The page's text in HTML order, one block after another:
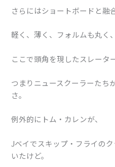
さらにはショートボードと融
軽く、薄く、フォルムも丸く
ここで頭角を現したスレータ
つまりニュースクーラーたち
さ。
例外的にトム・カレンが、
Jベイでスキップ・フライの
いたけど。